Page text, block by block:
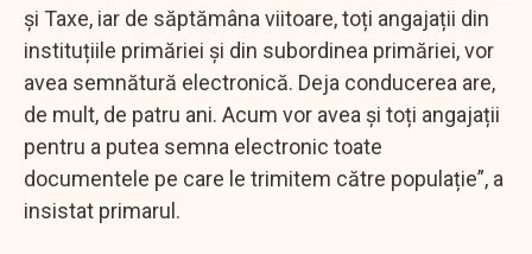
și Taxe, iar de săptămâna viitoare, toți angajații din
instituțiile primăriei și din subordinea primăriei, vor
avea semnătură electronică. Deja conducerea are,
de mult, de patru ani. Acum vor avea și toți angajații
pentru a putea semna electronic toate
documentele pe care le trimitem către populație”, a
insistat primarul.